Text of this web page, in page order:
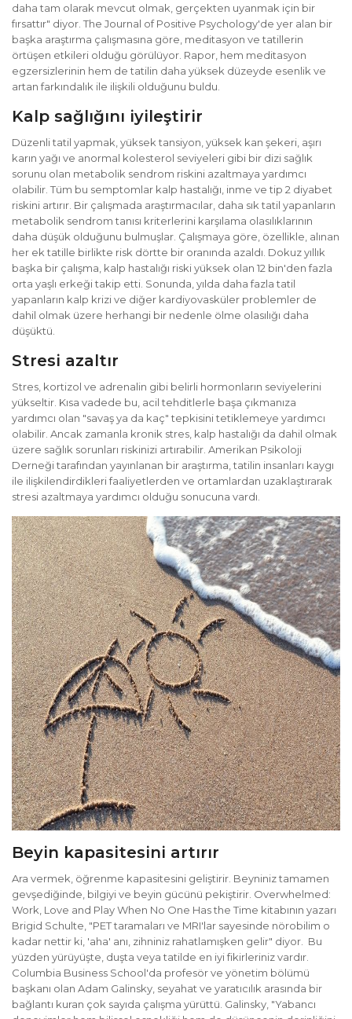
daha tam olarak mevcut olmak, gerçekten uyanmak için bir
fırsattır" diyor. The Journal of Positive Psychology'de yer alan bir
başka araştırma çalışmasına göre, meditasyon ve tatillerin
örtüşen etkileri olduğu görülüyor. Rapor, hem meditasyon
egzersizlerinin hem de tatilin daha yüksek düzeyde esenlik ve
artan farkındalık ile ilişkili olduğunu buldu.
Kalp sağlığını iyileştirir
Düzenli tatil yapmak, yüksek tansiyon, yüksek kan şekeri, aşırı
karın yağı ve anormal kolesterol seviyeleri gibi bir dizi sağlık
sorunu olan metabolik sendrom riskini azaltmaya yardımcı
olabilir. Tüm bu semptomlar kalp hastalığı, inme ve tip 2 diyabet
riskini artırır. Bir çalışmada araştırmacılar, daha sık tatil yapanların
metabolik sendrom tanısı kriterlerini karşılama olasılıklarının
daha düşük olduğunu bulmuşlar. Çalışmaya göre, özellikle, alınan
her ek tatille birlikte risk dörtte bir oranında azaldı. Dokuz yıllık
başka bir çalışma, kalp hastalığı riski yüksek olan 12 bin'den fazla
orta yaşlı erkeği takip etti. Sonunda, yılda daha fazla tatil
yapanların kalp krizi ve diğer kardiyovasküler problemler de
dahil olmak üzere herhangi bir nedenle ölme olasılığı daha
düşüktü.
Stresi azaltır
Stres, kortizol ve adrenalin gibi belirli hormonların seviyelerini
yükseltir. Kısa vadede bu, acil tehditlerle başa çıkmanıza
yardımcı olan "savaş ya da kaç" tepkisini tetiklemeye yardımcı
olabilir. Ancak zamanla kronik stres, kalp hastalığı da dahil olmak
üzere sağlık sorunları riskinizi artırabilir. Amerikan Psikoloji
Derneği tarafından yayınlanan bir araştırma, tatilin insanları kaygı
ile ilişkilendirdikleri faaliyetlerden ve ortamlardan uzaklaştırarak
stresi azaltmaya yardımcı olduğu sonucuna vardı.
Beyin kapasitesini artırır
Ara vermek, öğrenme kapasitesini geliştirir. Beyniniz tamamen
gevşediğinde, bilgiyi ve beyin gücünü pekiştirir. Overwhelmed:
Work, Love and Play When No One Has the Time kitabının yazarı
Brigid Schulte, "PET taramaları ve MRI'lar sayesinde nörobilim o
kadar nettir ki, 'aha' anı, zihniniz rahatlamışken gelir" diyor. Bu
yüzden yürüyüşte, duşta veya tatilde en iyi fikirleriniz vardır.
Columbia Business School'da profesör ve yönetim bölümü
başkanı olan Adam Galinsky, seyahat ve yaratıcılık arasında bir
bağlantı kuran çok sayıda çalışma yürüttü. Galinsky, "Yabancı